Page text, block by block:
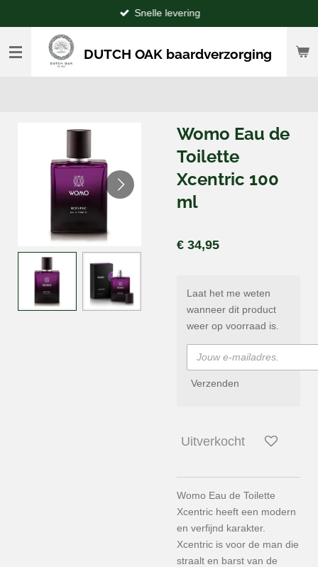
direct
naar
hoofdinhoud
DUTCH OAK baardverzorging
Snelle levering
Womo Eau de
Toilette
Xcentric 100
ml
€ 34,95
Laat het me weten
wanneer dit product
weer op voorraad is.
Verzenden
Uitverkocht
Womo Eau de Toilette
Xcentric heeft een modern
en verfijnd karakter.
Xcentric is voor de man die
straalt en barst van de